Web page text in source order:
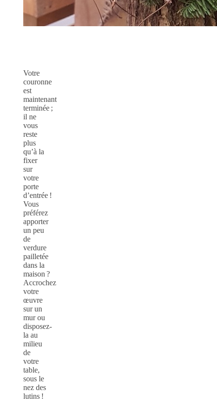
Votre
couronne
est
maintenant
terminée ;
il ne
vous
reste
plus
qu’à la
fixer
sur
votre
porte
d’entrée !
Vous
préférez
apporter
un peu
de
verdure
pailletée
dans la
maison ?
Accrochez
votre
œuvre
sur un
mur ou
disposez-
la au
milieu
de
votre
table,
sous le
nez des
lutins !